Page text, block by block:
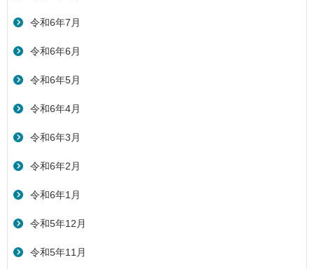
令和6年7月
令和6年6月
令和6年5月
令和6年4月
令和6年3月
令和6年2月
令和6年1月
令和5年12月
令和5年11月